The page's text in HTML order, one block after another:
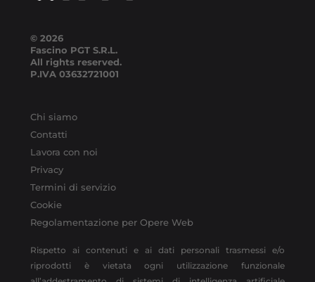
© 2026
Fascino PGT S.R.L.
All rights reserved.
P.IVA 03632721001
Chi siamo
Contatti
Lavora con noi
Privacy
Termini di servizio
Cookie
Regolamentazione per Opere Web
Rispetto ai contenuti e ai dati personali trasmessi e/o
riprodotti è vietata ogni utilizzazione funzionale